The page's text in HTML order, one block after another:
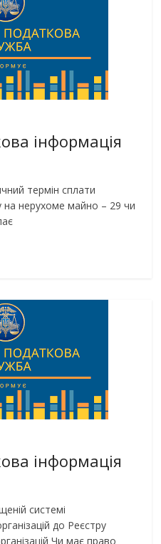
інформація
термін сплати
нерухоме майно – 29 чи
інформація
системі
до Реєстру
Чи має право